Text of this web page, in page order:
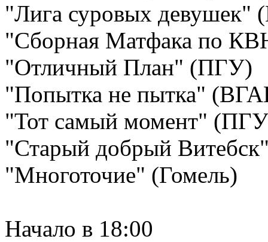
"Лига суровых девушек"
"Сборная Матфака по
"Отличный План" (ПГУ)
"Попытка не пытка"
"Тот самый момент"
"Старый добрый
"Многоточие" (Гомель)
Начало в 18:00